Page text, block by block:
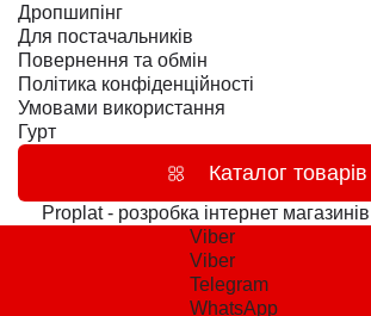
Дропшипінг
Для постачальників
Повернення та обмін
Політика конфіденційності
Умовами використання
Гурт
Каталог товарів
Proplat - розробка інтернет магазинів
Viber
Viber
Telegram
WhatsApp